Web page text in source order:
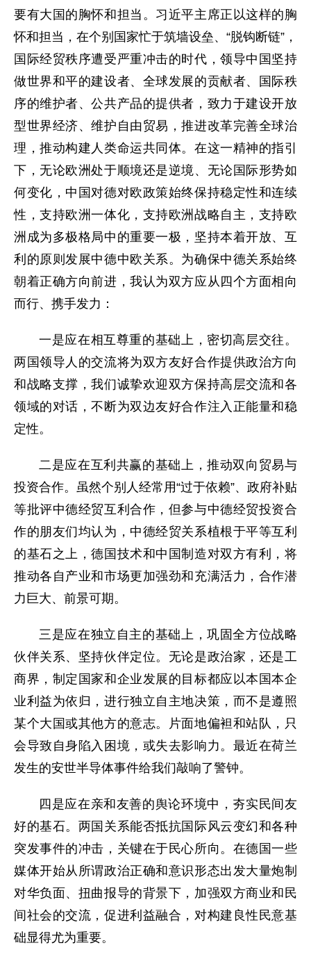
要有大国的胸怀和担当。习近平主席正以这样的胸
怀和担当，在个别国家忙于筑墙设垒、 “脱钩断链”，
国际经贸秩序遭受严重冲击的时代，领导中国坚持
做世界和平的建设者、全球发展的贡献者、国际秩
序的维护者、公共产品的提供者，致力于建设开放
型世界经济、维护自由贸易，推进改革完善全球治
理，推动构建人类命运共同体。在这一精神的指引
下，无论欧洲处于顺境还是逆境、无论国际形势如
何变化，中国对德对欧政策始终保持稳定性和连续
性，支持欧洲一体化，支持欧洲战略自主，支持欧
洲成为多极格局中的重要一极，坚持本着开放、互
利的原则发展中德中欧关系。为确保中德关系始终
朝着正确方向前进，我认为双方应从四个方面相向
而行、携手发力：
一是应在相互尊重的基础上，密切高层交往。
两国领导人的交流将为双方友好合作提供政治方向
和战略支撑，我们诚挚欢迎双方保持高层交流和各
领域的对话，不断为双边友好合作注入正能量和稳
定性。
二是应在互利共赢的基础上，推动双向贸易与
投资合作。虽然个别人经常用“过于依赖”、政府补贴
等批评中德经贸互利合作，但参与中德经贸投资合
作的朋友们均认为，中德经贸关系植根于平等互利
的基石之上，德国技术和中国制造对双方有利，将
推动各自产业和市场更加强劲和充满活力，合作潜
力巨大、前景可期。
三是应在独立自主的基础上，巩固全方位战略
伙伴关系、坚持伙伴定位。无论是政治家，还是工
商界，制定国家和企业发展的目标都应以本国本企
业利益为依归，进行独立自主地决策，而不是遵照
某个大国或其他方的意志。片面地偏袒和站队，只
会导致自身陷入困境，或失去影响力。最近在荷兰
发生的安世半导体事件给我们敲响了警钟。
四是应在亲和友善的舆论环境中，夯实民间友
好的基石。两国关系能否抵抗国际风云变幻和各种
突发事件的冲击，关键在于民心所向。在德国一些
媒体开始从所谓政治正确和意识形态出发大量炮制
对华负面、扭曲报导的背景下，加强双方商业和民
间社会的交流，促进利益融合，对构建良性民意基
础显得尤为重要。